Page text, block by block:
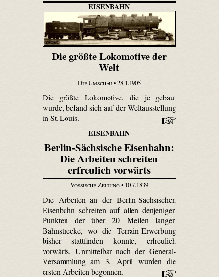
EISENBAHN
Die größte Lokomotive der
Welt
Die Umschau• 28.1.1905
Die größte Lokomotive, die je gebaut
wurde, befand sich auf der Weltausstellung
in St. Louis.
EISENBAHN
Berlin-Sächsische Eisenbahn:
Die Arbeiten schreiten
erfreulich vorwärts
Vossische Zeitung• 10.7.1839
Die Arbeiten an der Berlin-Sächsischen
Eisenbahn schreiten auf allen denjenigen
Punkten der über 20 Meilen langen
Bahnstrecke, wo die Terrain-Erwerbung
bisher stattfinden konnte, erfreulich
vorwärts. Unmittelbar nach der General-
Versammlung am 3. April wurden die
ersten Arbeiten begonnen.